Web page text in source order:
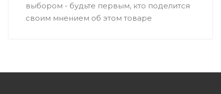
выбором - будьте первым, кто поделится
своим мнением об этом товаре